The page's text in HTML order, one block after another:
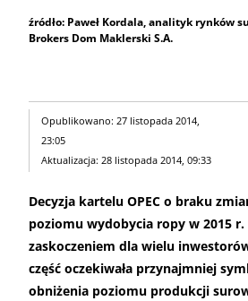
źródło: Paweł Kordala, analityk rynków
Brokers Dom Maklerski S.A.
Opublikowano: 27 listopada 2014,
23:05
Aktualizacja: 28 listopada 2014, 09:33
Decyzja kartelu OPEC o braku
poziomu wydobycia ropy w 2015 r.
zaskoczeniem dla wielu
część oczekiwała przynajmniej
obniżenia poziomu produkcji